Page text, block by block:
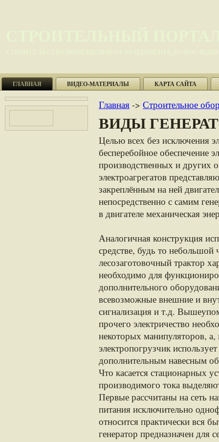
ГЛАВНАЯ ВИДЕО-МАТЕРИАЛЫ КАРТА САЙТА
Главная -> Строительное
ВИДЫ
Целью всех без исключения
бесперебойное обеспечение
производственных и других
электроагрегатов
закреплённым на ней
непосредственно с самим
в двигателе механическая
Аналогичная конструкция
средстве, будь то
лесозаготовочный трактор
необходимо для
дополнительного
всевозможные внешние и
сигнализация и т.д.
прочего электричество
некоторых манипуляторов,
электропогрузчик
дополнительным навесным
Что касается стационарных
производимого тока
Первые рассчитаны на сеть
питания исключительно
относится практически вся
генератор предназначен для